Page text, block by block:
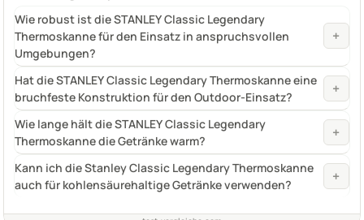
Wie robust ist die STANLEY Classic Legendary
Thermoskanne für den Einsatz in anspruchsvollen
Umgebungen?
+
Hat die STANLEY Classic Legendary Thermoskanne eine
bruchfeste Konstruktion für den Outdoor-Einsatz?
+
Wie lange hält die STANLEY Classic Legendary
Thermoskanne die Getränke warm?
+
Kann ich die Stanley Classic Legendary Thermoskanne
auch für kohlensäurehaltige Getränke verwenden?
+